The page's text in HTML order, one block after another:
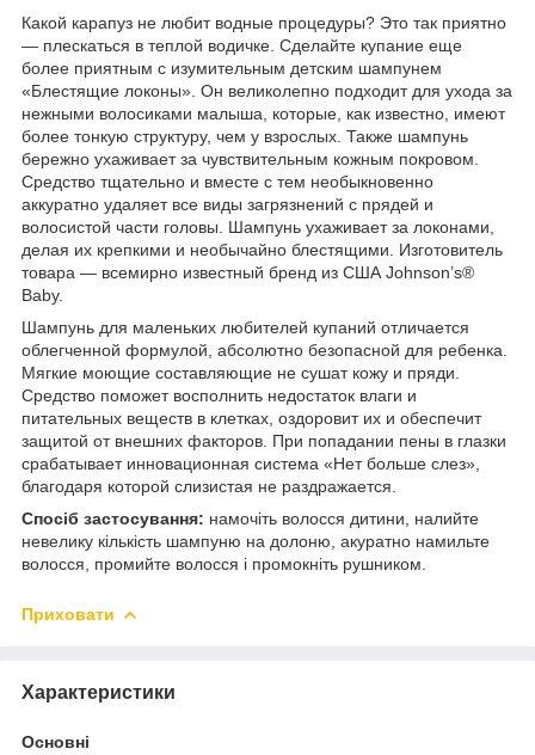
Какой карапуз не любит водные процедуры? Это так приятно
— плескаться в теплой водичке. Сделайте купание еще
более приятным с изумительным детским шампунем
«Блестящие локоны». Он великолепно подходит для ухода за
нежными волосиками малыша, которые, как известно, имеют
более тонкую структуру, чем у взрослых. Также шампунь
бережно ухаживает за чувствительным кожным покровом.
Средство тщательно и вместе с тем необыкновенно
аккуратно удаляет все виды загрязнений с прядей и
волосистой части головы. Шампунь ухаживает за локонами,
делая их крепкими и необычайно блестящими. Изготовитель
товара — всемирно известный бренд из США Johnson’s®
Baby.
Шампунь для маленьких любителей купаний отличается
облегченной формулой, абсолютно безопасной для ребенка.
Мягкие моющие составляющие не сушат кожу и пряди.
Средство поможет восполнить недостаток влаги и
питательных веществ в клетках, оздоровит их и обеспечит
защитой от внешних факторов. При попадании пены в глазки
срабатывает инновационная система «Нет больше слез»,
благодаря которой слизистая не раздражается.
Спосіб застосування: намочіть волосся дитини, налийте
невелику кількість шампуню на долоню, акуратно намильте
волосся, промийте волосся і промокніть рушником.
Приховати
Характеристики
Основні